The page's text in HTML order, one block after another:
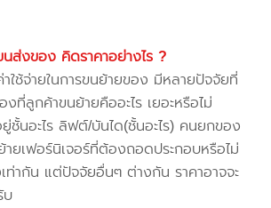
นส่งของ คิดราคาอย่างไร ?
ใช้จ่ายในการขนย้ายของ มีหลายปัจจัยที่
ที่ลูกค้าขนย้ายคืออะไร เยอะหรือไม่
ชั้นอะไร ลิฟต์/บันได(ชั้นอะไร) คนยกของ
ายเฟอร์นิเจอร์ที่ต้องถอดประกอบหรือไม่
ท่ากัน แต่ปัจจัยอื่นๆ ต่างกัน ราคาอาจจะ
บ